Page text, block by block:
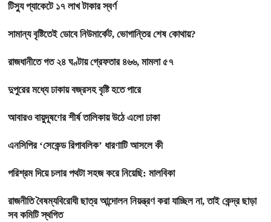
টিস্যু প্যাকেটে ১৭ লাখ টাকার স্বর্ণ
সামান্য বৃষ্টিতেই ডোবে নিউমার্কেট, ভোগান্তির শেষ কোথায়?
রাজধানীতে গত ২৪ ঘণ্টায় গ্রেফতার ৪৬৬, মামলা ৫৭
দুপুরের মধ্যে ঢাকায় বজ্রসহ বৃষ্টি হতে পারে
আবারও বায়ুদূষণের শীর্ষ তালিকায় উঠে এলো ঢাকা
এনসিপির ‘সেকেন্ড রিপাবলিক’ ধারণাটি আসলে কী
পরিশ্রম দিয়ে চলার পথটা সহজ করে নিয়েছি: মালবিকা
রাজনীতি বৈষম্যবিরোধী ছাত্র আন্দোলন নিয়ন্ত্রণ করা যাচ্ছিল না, তাই কেন্দ্র ছাড়া
সব কমিটি স্থগিত